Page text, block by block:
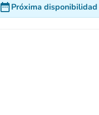
date_rangePróxima disponibilidad